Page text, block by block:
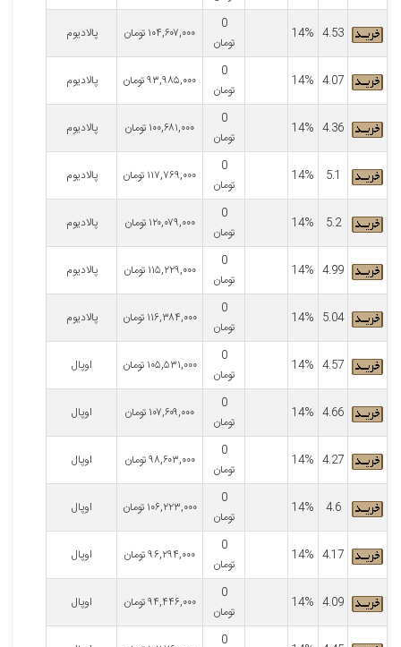
4.53
14%
0
تومان
۱۰۴,۶۰۷,۰۰۰ تومان پالادیوم
4.07
14%
0
تومان
۹۳,۹۸۵,۰۰۰تومان پالادیوم
4.36
14%
0
تومان
۱۰۰,۶۸۱,۰۰۰ تومان پالادیوم
5.1
14%
0
تومان
۱۱۷,۷۶۹,۰۰۰ تومان پالادیوم
5.2
14%
0
تومان
۱۲۰,۰۷۹,۰۰۰ تومان پالادیوم
4.99
14%
0
تومان
۱۱۵,۲۲۹,۰۰۰ تومان پالادیوم
5.04
14%
0
تومان
۱۱۶,۳۸۴,۰۰۰ تومان پالادیوم
4.57
14%
0
تومان
۱۰۵,۵۳۱,۰۰۰ تومان اوپال
4.66
14%
0
تومان
۱۰۷,۶۰۹,۰۰۰ تومان اوپال
4.27
14%
0
تومان
۹۸,۶۰۳,۰۰۰تومان اوپال
4.6
14%
0
تومان
۱۰۶,۲۲۳,۰۰۰ تومان اوپال
4.17
14%
0
تومان
۹۶,۲۹۴,۰۰۰تومان اوپال
4.09
14%
0
تومان
۹۴,۴۴۶,۰۰۰تومان اوپال
0